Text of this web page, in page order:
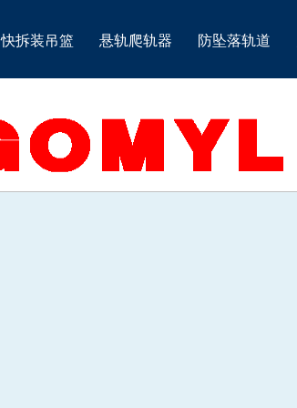
快拆装吊篮 悬轨爬轨器 防坠落轨道